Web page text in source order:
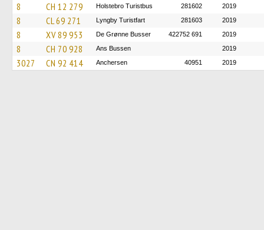
8 CH 12 279 Holstebro Turistbus 281602 2019
8 CL 69 271 Lyngby Turistfart 281603 2019
8 XV 89 953 De Grønne Busser 422752 691 2019
8 CH 70 928 Ans Bussen 2019
3027 CN 92 414 Anchersen 40951 2019